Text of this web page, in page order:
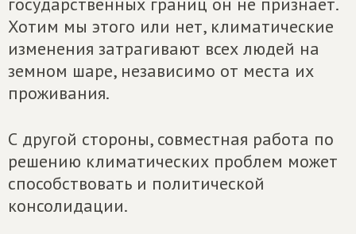
Хотим мы этого или нет, климатические
изменения затрагивают всех людей на
земном шаре, независимо от места их
проживания.
С другой стороны, совместная работа по
решению климатических проблем может
способствовать и политической
консолидации.